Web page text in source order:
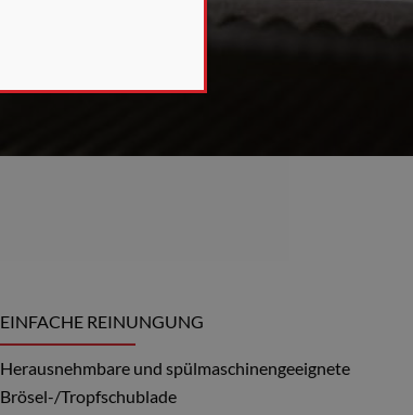
EINFACHE REINUNGUNG
Herausnehmbare und spülmaschinengeeignete
Brösel-/Tropfschublade